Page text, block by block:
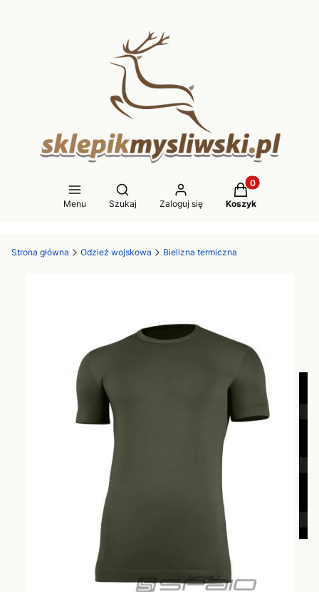
Menu
Otwórz wyszukiwarkę
Szukaj Zaloguj się
Produkty w
Koszyk
Strona główna Odzież wojskowa Bielizna termiczna